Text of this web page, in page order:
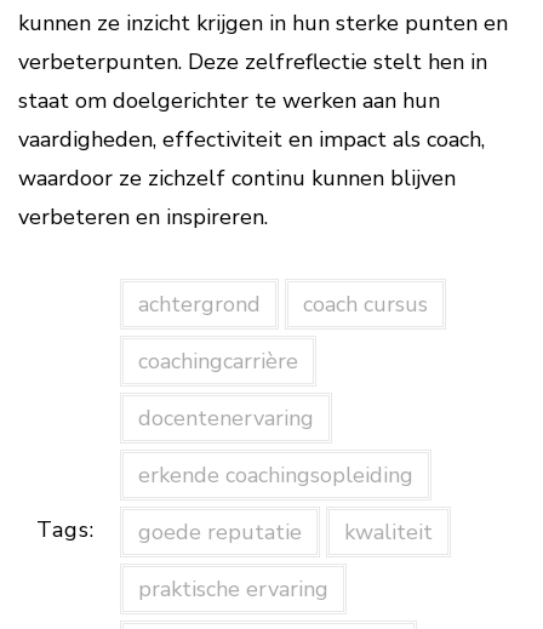
kunnen ze inzicht krijgen in hun sterke punten en
verbeterpunten. Deze zelfreflectie stelt hen in
staat om doelgerichter te werken aan hun
vaardigheden, effectiviteit en impact als coach,
waardoor ze zichzelf continu kunnen blijven
verbeteren en inspireren.
Tags:
achtergrond
coach cursus
coachingcarrière
docentenervaring
erkende coachingsopleiding
goede reputatie
kwaliteit
praktische ervaring